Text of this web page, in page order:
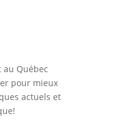
au Québec
pour mieux
actuels et